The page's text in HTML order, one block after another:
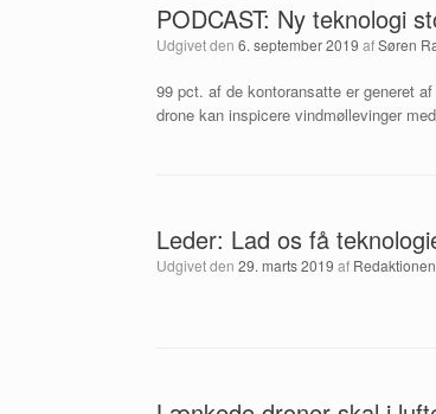
PODCAST: Ny teknologi
Udgivet den 6. september 2019 afSøren
99 pct. af de kontoransatte er generet
drone kan inspicere vindmøllevinger
Leder: Lad os få
Udgivet den 29. marts 2019 af Redaktionen